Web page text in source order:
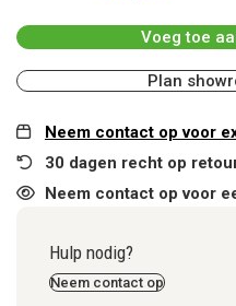
Voeg toe
Plan
Neem contact op voor
30 dagen recht op
Neem contact op voor
Hulp nodig?
Neem contact op